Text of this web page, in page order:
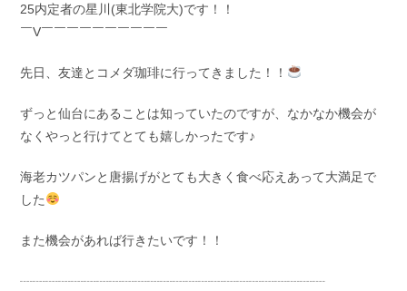
25内定者の星川(東北学院大)です！！
￣V￣￣￣￣￣￣￣￣￣￣
先日、友達とコメダ珈琲に行ってきました！！
ずっと仙台にあることは知っていたのですが、なかなか機会が
なくやっと行けてとても嬉しかったです♪
海老カツパンと唐揚げがとても大きく食べ応えあって大満足で
した
また機会があれば行きたいです！！
┈┈┈┈┈┈┈┈┈┈┈┈┈┈┈┈┈┈┈┈┈┈┈┈